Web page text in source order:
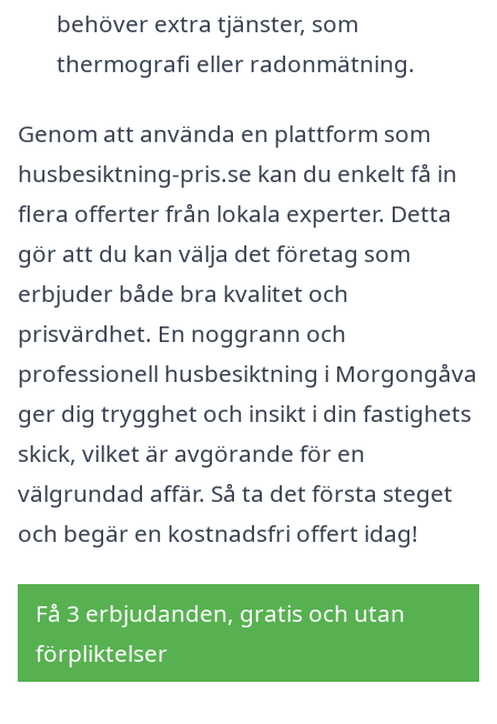
behöver extra tjänster, som
thermografi eller radonmätning.
Genom att använda en plattform som
husbesiktning-pris.se kan du enkelt få in
flera offerter från lokala experter. Detta
gör att du kan välja det företag som
erbjuder både bra kvalitet och
prisvärdhet. En noggrann och
professionell husbesiktning i Morgongåva
ger dig trygghet och insikt i din fastighets
skick, vilket är avgörande för en
välgrundad affär. Så ta det första steget
och begär en kostnadsfri offert idag!
Få 3 erbjudanden, gratis och utan
förpliktelser